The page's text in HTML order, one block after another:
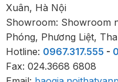
Xuân, Hà Nội
Showroom: Showroom
Phóng, Phương Liệt,
Hotline: 0967.317.555 -
Fax: 024.3668 6808